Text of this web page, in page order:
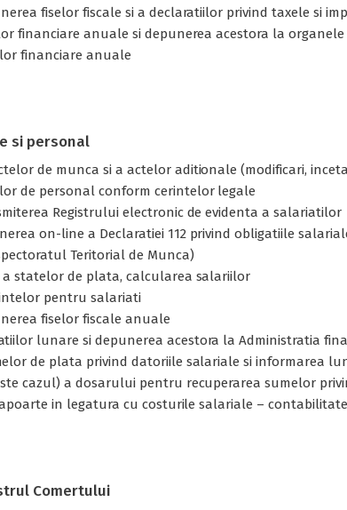
fiselor fiscale si a declaratiilor privind taxele si
financiare anuale si depunerea acestora la
financiare anuale
si personal
de munca si a actelor aditionale (modificari,
de personal conform cerintelor legale
Registrului electronic de evidenta a salariatilor
on-line a Declaratiei 112 privind obligatiile
Teritorial de Munca)
statelor de plata, calcularea salariilor
pentru salariati
fiselor fiscale anuale
lunare si depunerea acestora la Administratia
de plata privind datoriile salariale si informarea
cazul) a dosarului pentru recuperarea sumelor
in legatura cu costurile salariale –
Comertului